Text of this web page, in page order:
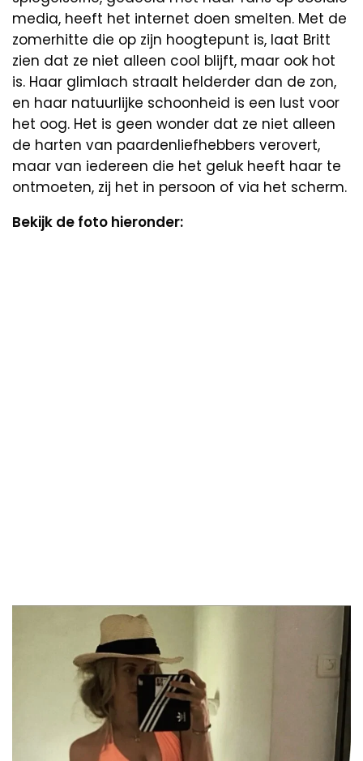
media, heeft het internet doen smelten. Met de
zomerhitte die op zijn hoogtepunt is, laat Britt
zien dat ze niet alleen cool blijft, maar ook hot
is. Haar glimlach straalt helderder dan de zon,
en haar natuurlijke schoonheid is een lust voor
het oog. Het is geen wonder dat ze niet alleen
de harten van paardenliefhebbers verovert,
maar van iedereen die het geluk heeft haar te
ontmoeten, zij het in persoon of via het scherm.
Bekijk de foto hieronder: